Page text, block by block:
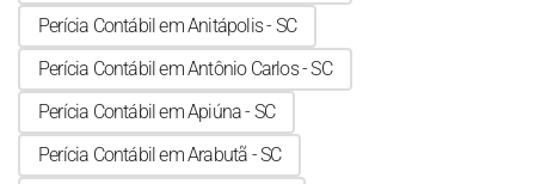
Perícia Contábil em Anitápolis - SC
Perícia Contábil em Antônio Carlos - SC
Perícia Contábil em Apiúna - SC
Perícia Contábil em Arabutã - SC